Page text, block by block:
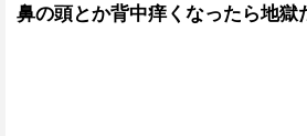
鼻の頭とか背中痒くなったら地